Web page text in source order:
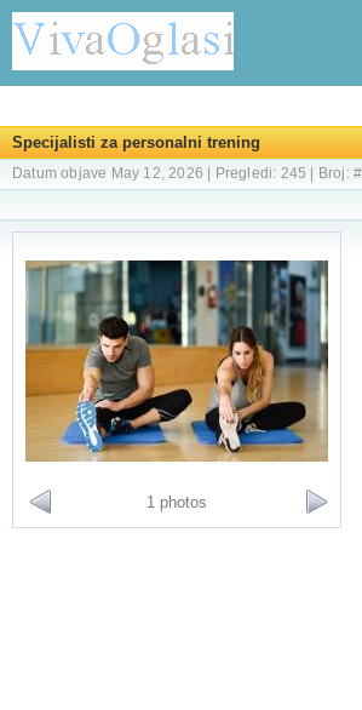
Specijalisti za personalni trening
Datum objave May 12, 2026 | Pregledi: 245 | Broj:
1 photos